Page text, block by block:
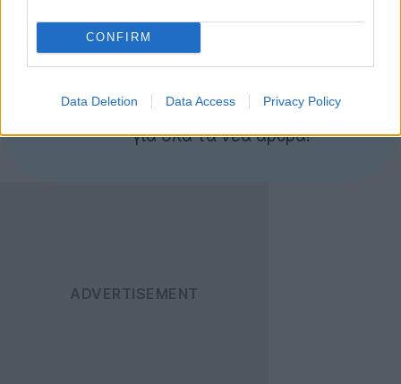
CONFIRM
Data Deletion Data Access Privacy Policy
Ακολουθήστε το
Techgear.gr στο Google
ενημερώνεστε άμεσα
για όλα τα νέα άρθρα!